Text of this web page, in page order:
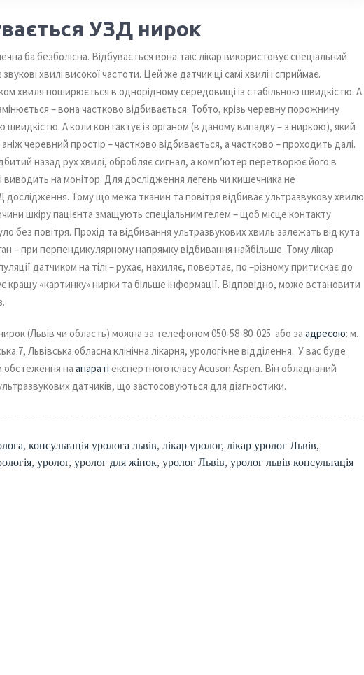
УЗД нирок
ба безболісна. Відбувається вона так: лікар використовує спеціальний
хвилі високої частоти. Цей же датчик ці самі хвилі і сприймає.
хвиля поширюється в однорідному середовищі із стабільною швидкістю. А
– вона частково відбивається. Тобто, крізь черевну порожнину
швидкістю. А коли контактує із органом (в даному випадку – з ниркою), який
черевний простір – частково відбивається, а частково – проходить далі.
назад рух хвилі, обробляє сигнал, а комп’ютер перетворює його в
виводить на монітор. Для дослідження легень чи кишечника не
дослідження. Тому що межа тканин та повітря відбиває ультразвукову хвилю
шкіру пацієнта змащують спеціальним гелем – щоб місце контакту
без повітря. Прохід та відбивання ультразвукових хвиль залежать від кута
– при перпендикулярному напрямку відбивання найбільше. Тому лікар
датчиком на тілі – рухає, нахиляє, повертає, по –різному притискає до
кращу «картинку» нирки та більше інформації. Відповідно, може встановити
(Львів чи область) можна за телефоном 050-58-80-025 або за адресою: м.
7, Львівська обласна клінічна лікарня, урологічне відділення. У вас буде
обстеження на апараті експертного класу Acuson Aspen. Він обладнаний
датчиків, що застосовуються для діагностики.
, консультація уролога львів, лікар уролог, лікар уролог Львів,
, уролог, уролог для жінок, уролог Львів, уролог львів консультація